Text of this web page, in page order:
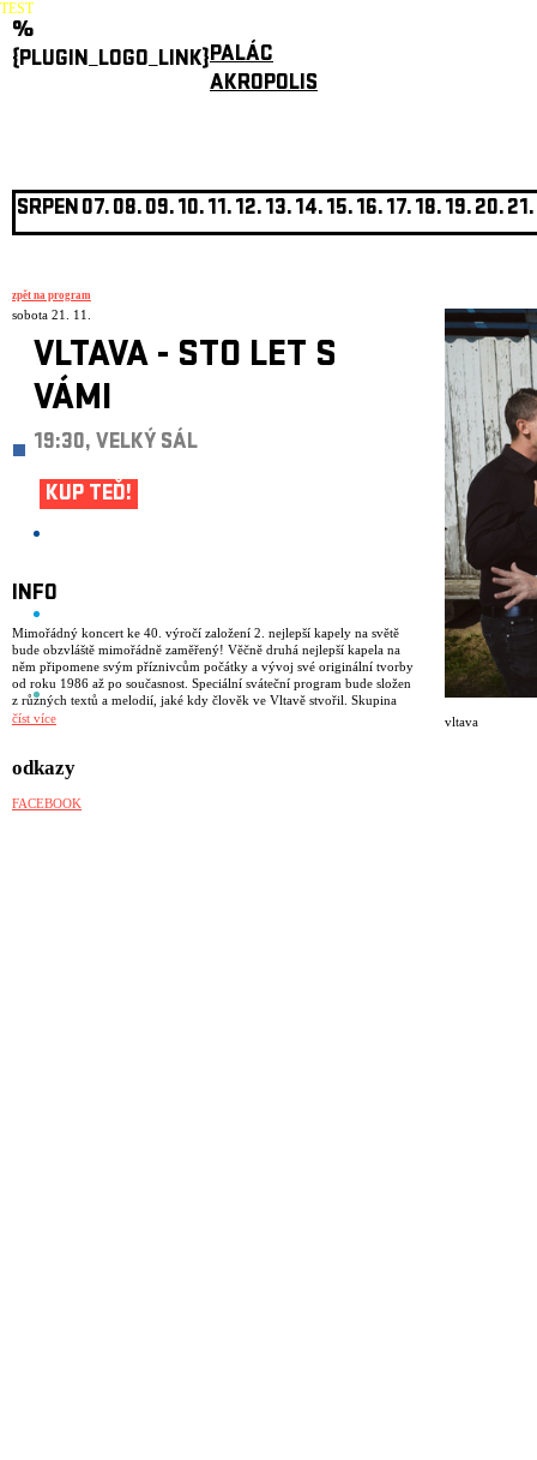
TEST
%
{PLUGIN_LOGO_LINK}PALÁC
AKROPOLIS
SRPEN07.08.09.10.11.12.13.14.15.16.17.18.19.20.21.
zpět na program
sobota 21. 11.
VLTAVA - STO LET S
VÁMI
19:30, VELKÝ SÁL
KUP TEĎ!
INFO
Mimořádný koncert ke 40. výročí založení 2. nejlepší kapely na světě
bude obzvláště mimořádně zaměřený! Věčně druhá nejlepší kapela na
něm připomene svým příznivcům počátky a vývoj své originální tvorby
od roku 1986 až po současnost. Speciální sváteční program bude složen
z různých textů a melodií, jaké kdy člověk ve Vltavě stvořil. Skupina
vznikla dávno, proto se může zdát, že působí na naší hudební scéně
číst více
odkazy
FACEBOOK
vltava